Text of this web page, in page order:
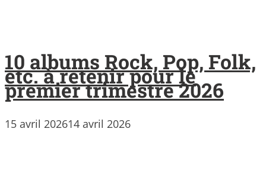
10 albums Rock, Pop, Folk,
etc. à retenir pour le
premier trimestre 2026
15 avril 202614 avril 2026